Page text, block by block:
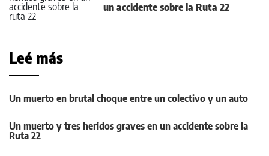
un accidente sobre la Ruta 22
Leé más
Un muerto en brutal choque entre un colectivo y un auto
Un muerto y tres heridos graves en un accidente sobre la
Ruta 22